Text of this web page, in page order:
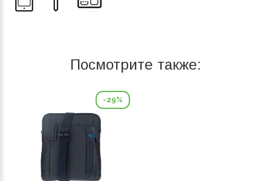
Посмотрите также:
-29%